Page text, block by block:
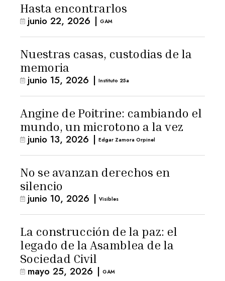
Hasta encontrarlos
junio 22, 2026 | GAM
Nuestras casas, custodias de la
memoria
junio 15, 2026 | Instituto 25a
Angine de Poitrine: cambiando el
mundo, un microtono a la vez
junio 13, 2026 | Edgar Zamora Orpinel
No se avanzan derechos en
silencio
junio 10, 2026 | Visibles
La construcción de la paz: el
legado de la Asamblea de la
Sociedad Civil
mayo 25, 2026 | GAM